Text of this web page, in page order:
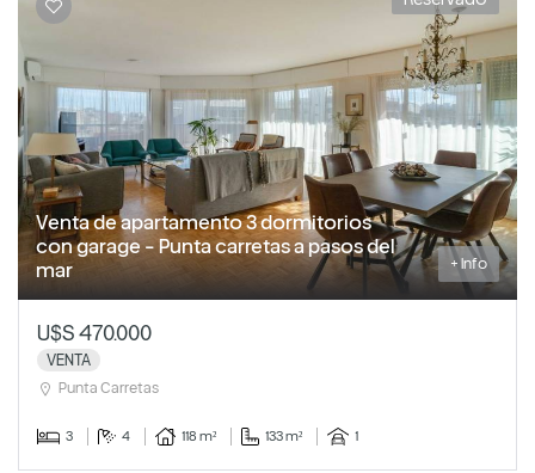
Venta de apartamento 3 dormitorios
con garage - Punta carretas a pasos del
mar
+ Info
U$S 470.000
VENTA
Punta Carretas
3 4 118 m² 133 m² 1